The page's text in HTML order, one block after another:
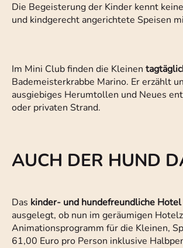
Die Begeisterung der Kinder kennt
und kindgerecht angerichtete Speisen
Im Mini Club finden die Kleinen
Bademeisterkrabbe Marino. Er erzählt
ausgiebiges Herumtollen und Neues
oder privaten Strand.
AUCH DER HUND
Das kinder- und hundefreundliche
ausgelegt, ob nun im geräumigen
Animationsprogramm für die Kleinen,
61,00 Euro pro Person inklusive